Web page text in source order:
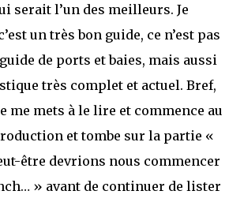
serait l’un des meilleurs. Je
un très bon guide, ce n’est pas
de ports et baies, mais aussi
très complet et actuel. Bref,
me mets à le lire et commence au
et tombe sur la partie «
être devrions nous commencer
» avant de continuer de lister